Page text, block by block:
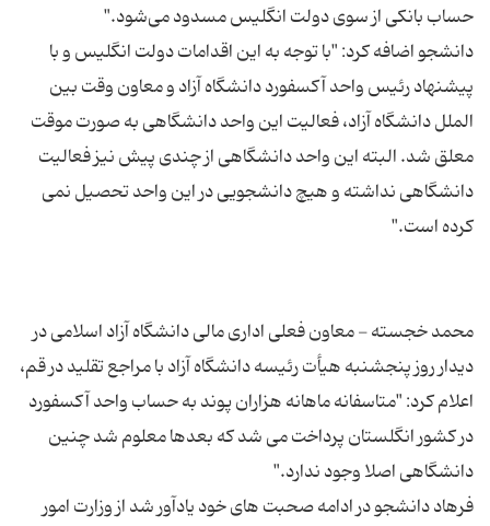
دانشجو اضافه کرد: "با توجه به این اقدامات دولت انگلیس و با
پیشنهاد رئیس واحد آکسفورد دانشگاه آزاد و معاون وقت بین
الملل دانشگاه آزاد، فعالیت این واحد دانشگاهی به صورت موقت
معلق شد. البته این واحد دانشگاهی از چندی پیش نیز فعالیت
دانشگاهی نداشته و هیچ دانشجویی در این واحد تحصیل نمی
محمد خجسته - معاون فعلی اداری مالی دانشگاه آزاد اسلامی در
دیدار روز پنجشنبه هیأت رئیسه دانشگاه آزاد با مراجع تقلید در قم،
اعلام کرد: "متاسفانه ماهانه هزاران پوند به حساب واحد آکسفورد
در کشور انگلستان پرداخت می شد که بعدها معلوم شد چنین
فرهاد دانشجو در ادامه صحبت های خود یادآور شد از وزارت امور